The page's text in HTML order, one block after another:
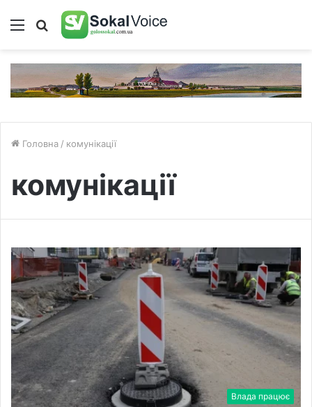
Меню Пошук
Головна / комунікації
комунікації
Влада працює